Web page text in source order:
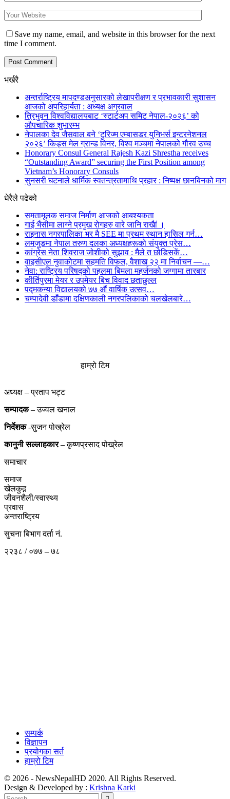
Save my name, email, and website in this browser for the next
time I comment.
भर्खरै
अन्तर्राष्ट्रिय मापदण्डअनुसारको लेखापरीक्षण र प्रभावकारी सुशासन
आजको अपरिहार्यता : अध्यक्ष अग्रवाल
त्रिभुवन विश्वविद्यालयबाट ‘स्टार्टअप समिट नेपाल-२०२६’ को
औपचारिक शुभारम्भ
नेपालका देव जैसवाल बने ‘टुरिज्म एम्बासडर युनिभर्स इन्टरनेशनल
२०२६’ किड्स मेल ग्रान्ड विनर, विश्व मञ्चमा नेपालको गौरव उच्च
Honorary Consul General Rajesh Kazi Shrestha receives
“Outstanding Award” securing the First Position among
Vietnam’s Honorary Consuls
सुनसरी घटनाले धार्मिक स्वतन्त्रतामाथि प्रहार : निष्पक्ष छानबिनको माग
धेरैले पढेको
समतामूलक समाज निर्माण आजको आबश्यकता
गाई भैंसीमा लाग्ने प्रमुख रोगहरु वारे जानि राखैां ।
राइनास नगरपालिका भर मै SEE मा प्रथम स्थान हासिल गर्न…
लमजुङमा नेपाल तरुण दलका अध्यक्षहरूको संयुक्त प्रेस…
कांग्रेस नेता शिवराज जोशीको सुझाव : मैले त छोडिसकें…
वाइसीएल नुवाकोटमा सहमति विफल, वैशाख २२ मा निर्वाचन —…
नेवा: राष्ट्रिय परिषद्को पहलमा बिमला महर्जनको जग्गामा तारबार
कीर्तिपुरमा मेयर र उपमेयर बिच विवाद छताछुल्ल
पद्मकन्या विद्यालयको ७७ औं ‌‌वार्षिक ‌उत्सव…
चम्पादेवी डाँडामा दक्षिणकाली नगरपलिकाको चलखेलबारे…
हाम्रो टिम
अध्यक्ष – प्रताप भट्ट
सम्पादक– उज्वल खनाल
निर्देशक-सुजन पोख्रेल
कानुनी सल्लाहकार– कृष्णप्रसाद पोख्रेल
समाचार
समाज
खेलकुद़़
जीवनशैली/स्वास्थ्य
प्रवास
अन्तराष्ट्रिय
सुचना बिभाग दर्ता नं.
२२३८ / ०७७ – ७८
सम्पर्क
विज्ञापन
प्रयोगका सर्त
हाम्रो टिम
© 2026 - NewsNepalHD 2020. All Rights Reserved.
Design & Developed by : Krishna Karki